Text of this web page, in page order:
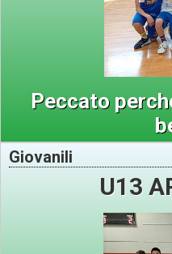
Peccato
Giovanili
U13